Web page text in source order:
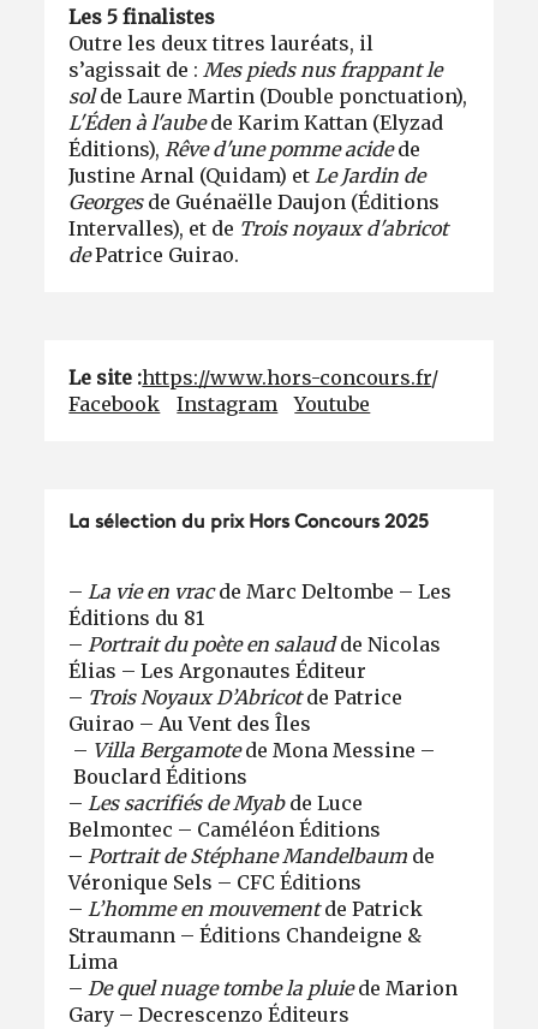
Les 5 finalistes
Outre les deux titres lauréats, il
s’agissait de : Mes pieds nus frappant le
solde Laure Martin (Double ponctuation),
L'Éden à l'aubede Karim Kattan (Elyzad
Éditions), Rêve d'une pomme acidede
Justine Arnal (Quidam) et Le Jardin de
Georgesde Guénaëlle Daujon (Éditions
Intervalles), et de Trois noyaux d'abricot
dePatrice Guirao.
Le site :https://www.hors-concours.fr/
Facebook
Instagram Youtube
La sélection du prix Hors Concours 2025
– La vie en vracde Marc Deltombe – Les
Éditions du 81
– Portrait du poète en salaudde Nicolas
Élias – Les Argonautes Éditeur
– Trois Noyaux D’Abricotde Patrice
Guirao – Au Vent des Îles
– Villa Bergamotede Mona Messine –
Bouclard Éditions
– Les sacrifiés de Myabde Luce
Belmontec – Caméléon Éditions
– Portrait de Stéphane Mandelbaum de
Véronique Sels – CFC Éditions
– L’homme en mouvementde Patrick
Straumann – Éditions Chandeigne &
Lima
– De quel nuage tombe la pluiede Marion
Gary – Decrescenzo Éditeurs